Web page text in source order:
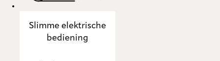
Slimme elektrische
bediening